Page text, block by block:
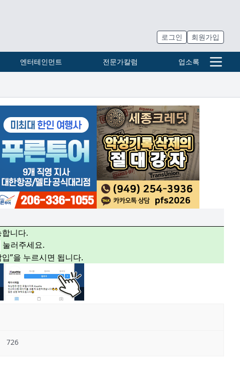
로그인 회원가입
엔터테인먼트 전문가칼럼 업소록
니다.
눌러주세요.
”을 누르시면 됩니다.
726